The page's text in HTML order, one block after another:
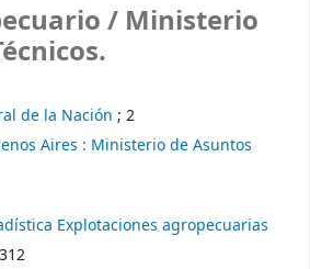
/ Ministerio
de la Nación ; 2
Aires : Ministerio de Asuntos
Explotaciones agropecuarias